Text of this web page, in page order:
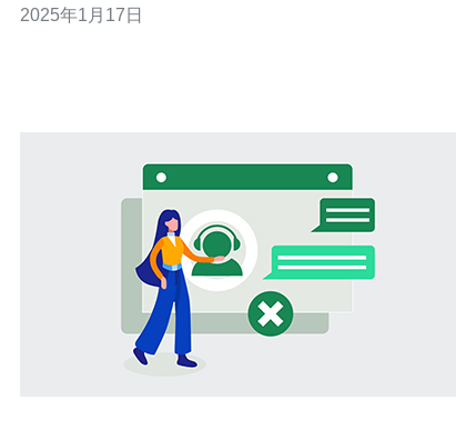
的用户体验，快速的加载速度以及数据的隐私保护，选择
2025年1月17日